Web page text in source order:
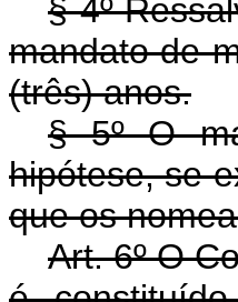
§ 4º
mandato de
(três) anos.
§ 5º O
hipótese, se
que os
Art. 6º O